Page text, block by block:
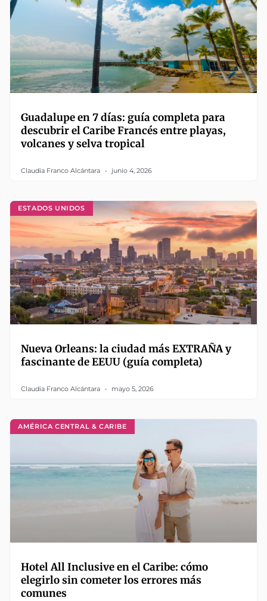
Guadalupe en 7 días: guía completa para
descubrir el Caribe Francés entre playas,
volcanes y selva tropical
Claudia Franco Alcántara junio 4, 2026
ESTADOS UNIDOS
Nueva Orleans: la ciudad más EXTRAÑA y
fascinante de EEUU (guía completa)
Claudia Franco Alcántara mayo 5, 2026
AMÉRICA CENTRAL & CARIBE
Hotel All Inclusive en el Caribe: cómo
elegirlo sin cometer los errores más
comunes